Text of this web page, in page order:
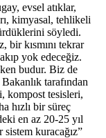
evsel atıklar,
kimyasal, tehlikeli
söyledi.
bir kısmını tekrar
yok edeceğiz.
budur. Biz de
tarafından
kompost tesisleri,
hızlı bir süreç
en az 20-25 yıl
kuracağız”